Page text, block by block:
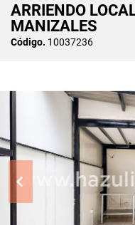
ARRIENDO
MANIZALES
Código. 10037236